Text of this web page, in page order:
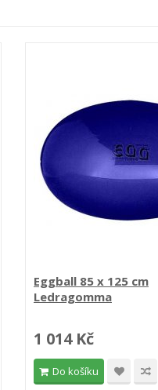
Eggball 85 x 125 cm
Ledragomma
1 014 Kč
Do košíku